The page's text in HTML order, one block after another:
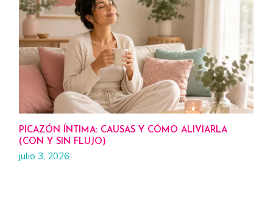
PICAZÓN ÍNTIMA: CAUSAS Y CÓMO ALIVIARLA
(CON Y SIN FLUJO)
julio 3, 2026